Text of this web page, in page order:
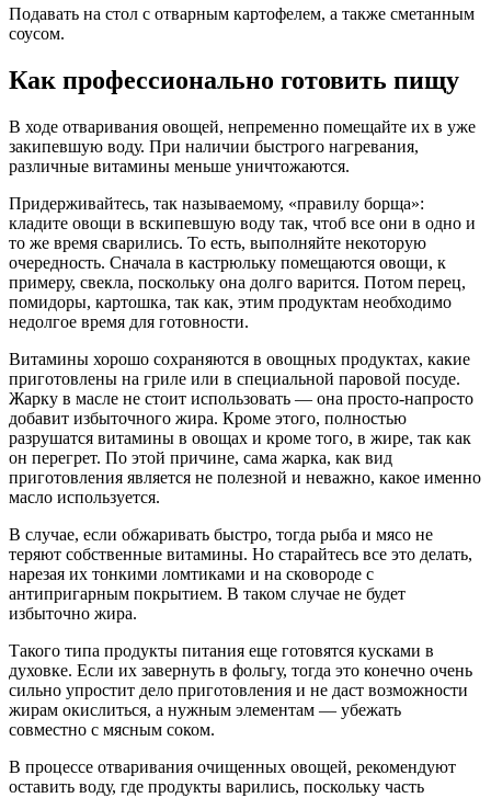
Подавать на стол с отварным картофелем, а также сметанным
соусом.
Как профессионально готовить пищу
В ходе отваривания овощей, непременно помещайте их в уже
закипевшую воду. При наличии быстрого нагревания,
различные витамины меньше уничтожаются.
Придерживайтесь, так называемому, «правилу борща»:
кладите овощи в вскипевшую воду так, чтоб все они в одно и
то же время сварились. То есть, выполняйте некоторую
очередность. Сначала в кастрюльку помещаются овощи, к
примеру, свекла, поскольку она долго варится. Потом перец,
помидоры, картошка, так как, этим продуктам необходимо
недолгое время для готовности.
Витамины хорошо сохраняются в овощных продуктах, какие
приготовлены на гриле или в специальной паровой посуде.
Жарку в масле не стоит использовать — она просто-напросто
добавит избыточного жира. Кроме этого, полностью
разрушатся витамины в овощах и кроме того, в жире, так как
он перегрет. По этой причине, сама жарка, как вид
приготовления является не полезной и неважно, какое именно
масло используется.
В случае, если обжаривать быстро, тогда рыба и мясо не
теряют собственные витамины. Но старайтесь все это делать,
нарезая их тонкими ломтиками и на сковороде с
антипригарным покрытием. В таком случае не будет
избыточно жира.
Такого типа продукты питания еще готовятся кусками в
духовке. Если их завернуть в фольгу, тогда это конечно очень
сильно упростит дело приготовления и не даст возможности
жирам окислиться, а нужным элементам — убежать
совместно с мясным соком.
В процессе отваривания очищенных овощей, рекомендуют
оставить воду, где продукты варились, поскольку часть